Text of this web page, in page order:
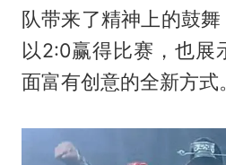
队带来了精神上的鼓
以2:0赢得比赛，也展
面富有创意的全新方式。